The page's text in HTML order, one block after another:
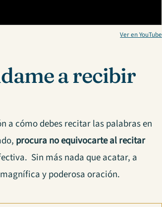
Ver en YouTube
a recibir
a cómo debes recitar las palabras en
procura no equivocarte al recitar
Sin más nada que acatar, a
y poderosa oración.